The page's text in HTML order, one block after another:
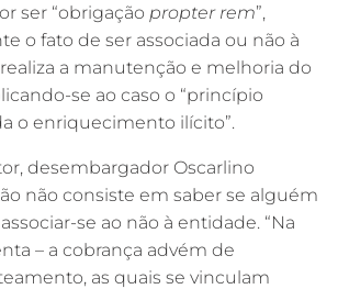
ser “obrigação propter rem”,
o fato de ser associada ou não à
a manutenção e melhoria do
se ao caso o “princípio
o enriquecimento ilícito”.
desembargador Oscarlino
não consiste em saber se alguém
se ao não à entidade. “Na
– a cobrança advém de
as quais se vinculam